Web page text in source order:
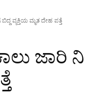
ವ್ಯಕ್ತಿಯ ಮೃತ ದೇಹ ಪತ್ತೆ
ಜಾರಿ